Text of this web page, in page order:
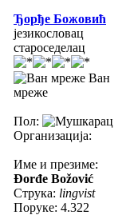
Ђорђе Божовић
језикословац
староседелац
Ван
мреже
Пол:
Организација:
Име и презиме:
Đorđe Božović
Струка: lingvist
Поруке: 4.322